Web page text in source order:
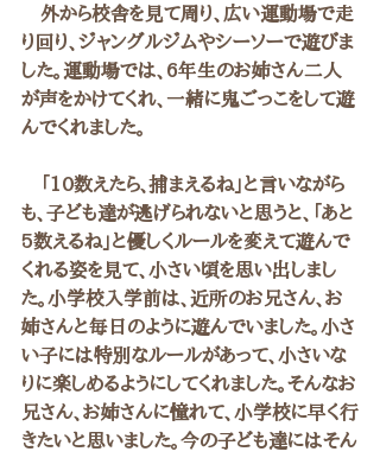
外から校舎を見て周り、広い運動場で走
り回り、ジャングルジムやシーソーで遊びま
した。運動場では、6年生のお姉さん二人
が声をかけてくれ、一緒に鬼ごっこをして遊
んでくれました。
「10数えたら、捕まえるね」と言いながら
も、子ども達が逃げられないと思うと、「あと
5数えるね」と優しくルールを変えて遊んで
くれる姿を見て、小さい頃を思い出しまし
た。小学校入学前は、近所のお兄さん、お
姉さんと毎日のように遊んでいました。小さ
い子には特別なルールがあって、小さいな
りに楽しめるようにしてくれました。そんなお
兄さん、お姉さんに憧れて、小学校に早く行
きたいと思いました。今の子ども達にはそん